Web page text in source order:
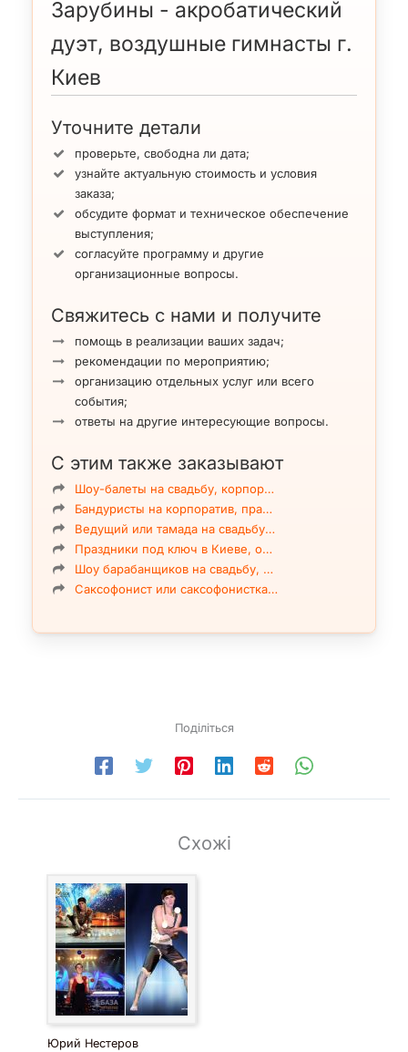
Зарубины - акробатический
дуэт, воздушные гимнасты г.
Киев
Уточните детали
проверьте, свободна ли дата;
узнайте актуальную стоимость и условия
заказа;
обсудите формат и техническое обеспечение
выступления;
согласуйте программу и другие
организационные вопросы.
Свяжитесь с нами и получите
помощь в реализации ваших задач;
рекомендации по мероприятию;
организацию отдельных услуг или всего
события;
ответы на другие интересующие вопросы.
С этим также заказывают
Шоу-балеты на свадьбу, корпор…
Бандуристы на корпоратив, пра…
Ведущий или тамада на свадьбу…
Праздники под ключ в Киеве, о…
Шоу барабанщиков на свадьбу, …
Саксофонист или саксофонистка…
Поділіться
Схожі
Юрий Нестеров